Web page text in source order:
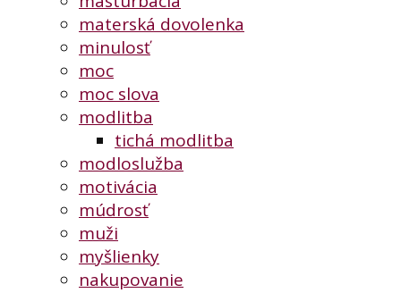
materská dovolenka
minulosť
moc
moc slova
modlitba
tichá modlitba
modloslužba
motivácia
múdrosť
muži
myšlienky
nakupovanie